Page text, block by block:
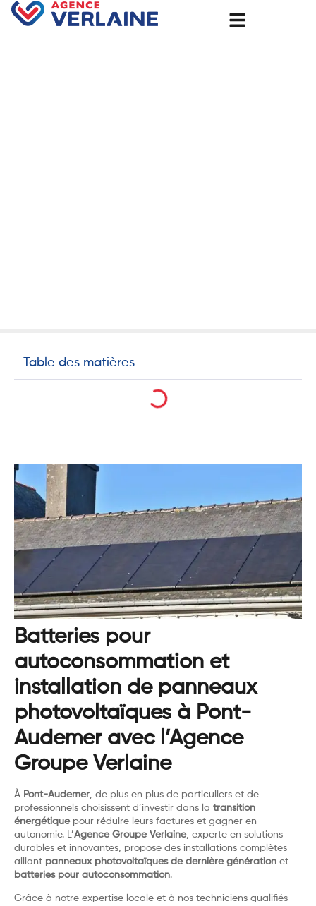
Table des matières
Batteries pour
autoconsommation et
installation de panneaux
photovoltaïques à Pont-
Audemer avec l’Agence
Groupe Verlaine
À Pont-Audemer, de plus en plus de particuliers et de
professionnels choisissent d’investir dans la transition
énergétiquepour réduire leurs factures et gagner en
autonomie. L’Agence Groupe Verlaine, experte en solutions
durables et innovantes, propose des installations complètes
alliant panneaux photovoltaïques de dernière génération et
batteries pour autoconsommation.
Grâce à notre expertise locale et à nos techniciens qualifiés